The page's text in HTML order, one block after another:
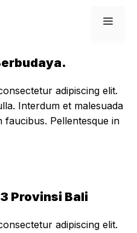
adipiscing elit.
Interdum et malesuada
faucibus. Pellentesque in
Provinsi Bali
adipiscing elit.